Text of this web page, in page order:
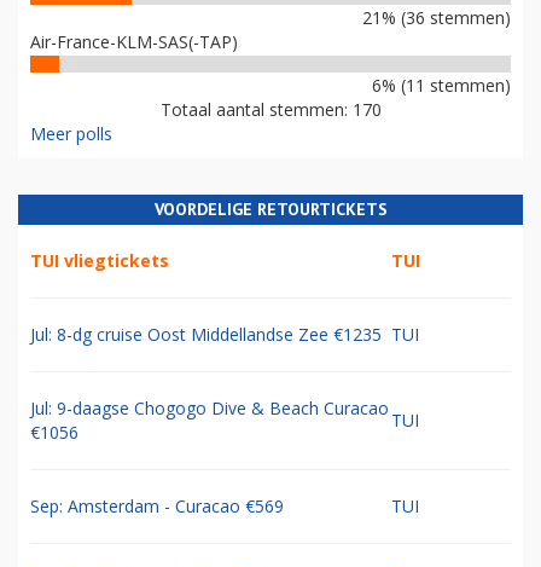
21% (36 stemmen)
Air-France-KLM-SAS(-TAP)
6% (11 stemmen)
Totaal aantal stemmen: 170
Meer polls
VOORDELIGE RETOURTICKETS
TUI vliegtickets TUI
Jul: 8-dg cruise Oost Middellandse Zee €1235 TUI
Jul: 9-daagse Chogogo Dive & Beach Curacao
€1056
TUI
Sep: Amsterdam - Curacao €569 TUI